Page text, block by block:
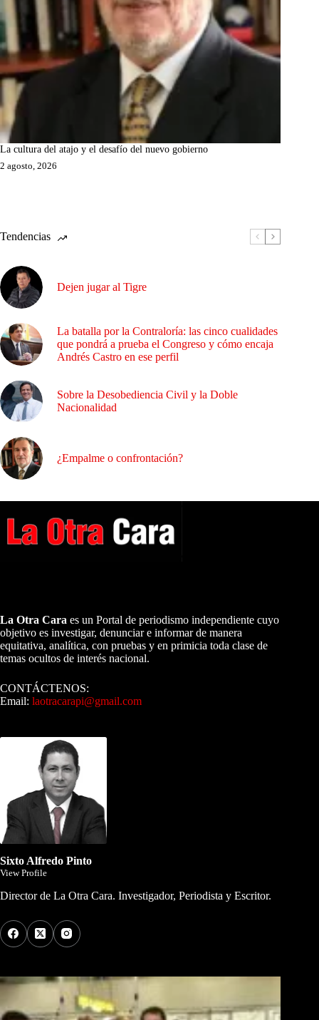
La cultura del atajo y el desafío del nuevo gobierno
2 agosto, 2026
Tendencias
Dejen jugar al Tigre
La batalla por la Contraloría: las cinco cualidades
que pondrá a prueba el Congreso y cómo encaja
Andrés Castro en ese perfil
Sobre la Desobediencia Civil y la Doble
Nacionalidad
¿Empalme o confrontación?
La Otra Cara es un Portal de periodismo independiente cuyo
objetivo es investigar, denunciar e informar de manera
equitativa, analítica, con pruebas y en primicia toda clase de
temas ocultos de interés nacional.
CONTÁCTENOS:
Email: laotracarapi@gmail.com
Sixto Alfredo Pinto
View Profile
Director de La Otra Cara. Investigador, Periodista y Escritor.